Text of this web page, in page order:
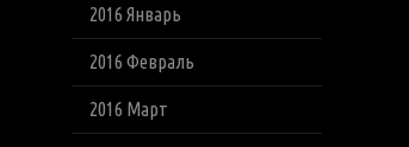
2016 Январь
2016 Февраль
2016 Март